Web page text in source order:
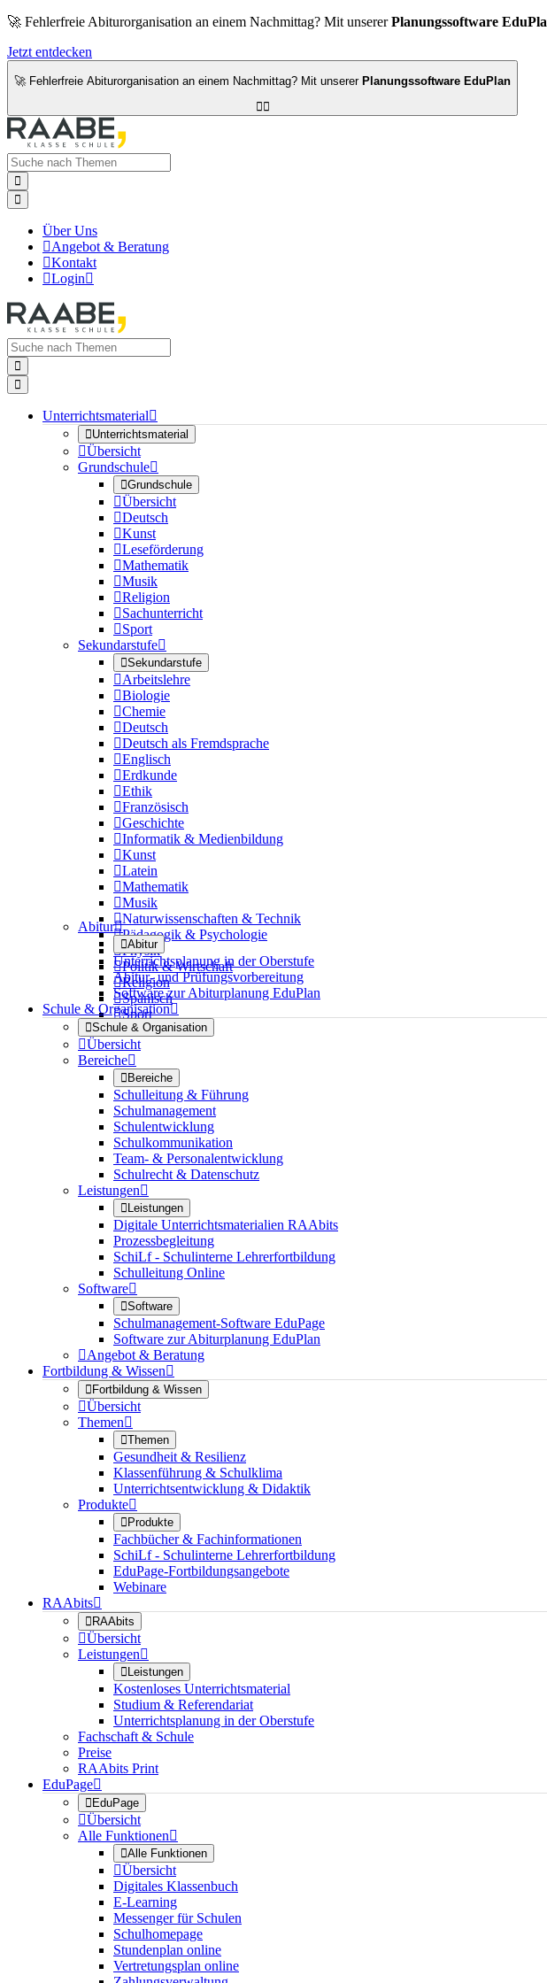
🚀 Fehlerfreie Abiturorganisation an einem Nachmittag? Mit unsererPlanungssoftware
Jetzt entdecken
🚀 Fehlerfreie Abiturorganisation an einem Nachmittag? Mit unserer Planungssoftware EduPlan



Über Uns
Angebot & Beratung
Kontakt
Login


Unterrichtsmaterial
Unterrichtsmaterial
Übersicht
Grundschule
Grundschule
Übersicht
Deutsch
Kunst
Leseförderung
Mathematik
Musik
Religion
Sachunterricht
Sport
Sekundarstufe
Sekundarstufe
Arbeitslehre
Biologie
Chemie
Deutsch
Deutsch als Fremdsprache
Englisch
Erdkunde
Ethik
Französisch
Geschichte
Informatik & Medienbildung
Kunst
Latein
Mathematik
Musik
Naturwissenschaften & Technik
Pädagogik & Psychologie
Physik
Politik & Wirtschaft
Religion
Spanisch
Sport
Abitur
Abitur
Unterrichtsplanung in der Oberstufe
Abitur- und Prüfungsvorbereitung
Software zur Abiturplanung EduPlan
Schule & Organisation
Schule & Organisation
Übersicht
Bereiche
Bereiche
Schulleitung & Führung
Schulmanagement
Schulentwicklung
Schulkommunikation
Team- & Personalentwicklung
Schulrecht & Datenschutz
Leistungen
Leistungen
Digitale Unterrichtsmaterialien RAAbits
Prozessbegleitung
SchiLf - Schulinterne Lehrerfortbildung
Schulleitung Online
Software
Software
Schulmanagement-Software EduPage
Software zur Abiturplanung EduPlan
Angebot & Beratung
Fortbildung & Wissen
Fortbildung & Wissen
Übersicht
Themen
Themen
Gesundheit & Resilienz
Klassenführung & Schulklima
Unterrichtsentwicklung & Didaktik
Produkte
Produkte
Fachbücher & Fachinformationen
SchiLf - Schulinterne Lehrerfortbildung
EduPage-Fortbildungsangebote
Webinare
RAAbits
RAAbits
Übersicht
Leistungen
Leistungen
Kostenloses Unterrichtsmaterial
Studium & Referendariat
Unterrichtsplanung in der Oberstufe
Fachschaft & Schule
Preise
RAAbits Print
EduPage
EduPage
Übersicht
Alle Funktionen
Alle Funktionen
Übersicht
Digitales Klassenbuch
E-Learning
Messenger für Schulen
Schulhomepage
Stundenplan online
Vertretungsplan online